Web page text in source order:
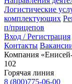
Логистические
комплектующих
п/прицепов
Вход / Регистрация
Контакты
Компания
102
Горячая линия
8 (800)775-06-00